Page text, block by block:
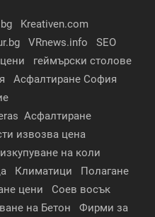
Kreativen.com
VRnews.info
SEO
геймърски столове
Асфалтиране София
Асфалтиране
извозва цена
изкупуване на коли
Климатици
Полагане
цени
Соев восък
на Бетон Фирми за